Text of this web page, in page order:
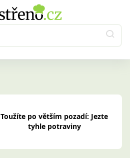
Toužíte po větším pozadí: Jezte
tyhle potraviny